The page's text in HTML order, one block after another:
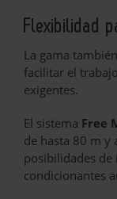
Flexibilidad
La gama
facilitar el
exigentes.
El sistema Free
de hasta 80 m y
posibilidades de
condicionantes